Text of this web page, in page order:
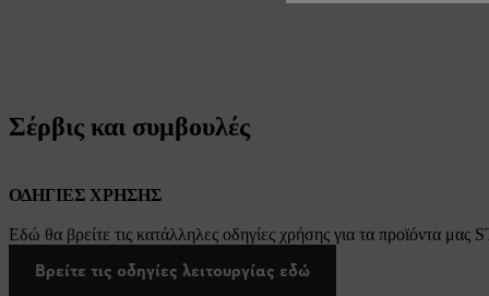
Σέρβις και συμβουλές
ΟΔΗΓΙΕΣ ΧΡΗΣΗΣ
Εδώ θα βρείτε τις κατάλληλες οδηγίες χρήσης για τα προϊόντα μας
Βρείτε τις οδηγίες λειτουργίας εδώ